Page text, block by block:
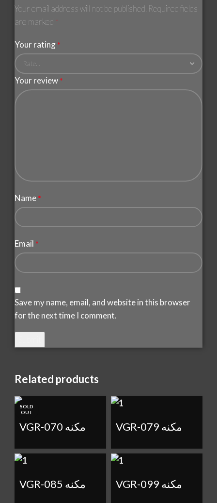
Your email address will not be published. Required fields
are marked *
Your rating *
Your review *
Name *
Email *
Save my name, email, and website in this browser
for the next time I comment.
Related products
SOLD
OUT
VGR-070 مكنه VGR-079 مكنه
SOLD
OUT
VGR-085 مكنه VGR-099 مكنه